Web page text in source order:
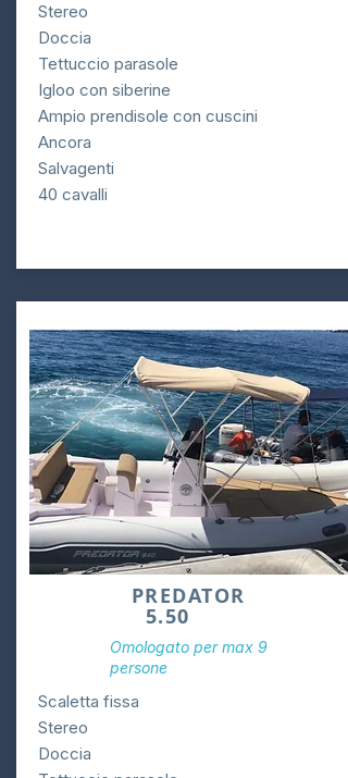
Stereo
Doccia
Tettuccio parasole
Igloo con siberine
Ampio prendisole con cuscini
Ancora
Salvagenti
40 cavalli
PREDATOR
5.50
Omologato per max 9
persone
Scaletta fissa
Stereo
Doccia